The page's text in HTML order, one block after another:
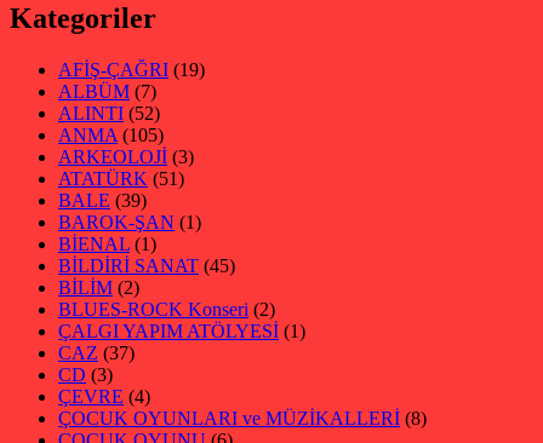
Kategoriler
AFİŞ-ÇAĞRI (19)
ALBÜM (7)
ALINTI (52)
ANMA (105)
ARKEOLOJİ (3)
ATATÜRK (51)
BALE (39)
BAROK-ŞAN (1)
BİENAL (1)
BİLDİRİ SANAT (45)
BİLİM (2)
BLUES-ROCK Konseri (2)
ÇALGI YAPIM ATÖLYESİ (1)
CAZ (37)
CD (3)
ÇEVRE (4)
ÇOCUK OYUNLARI ve MÜZİKALLERİ (8)